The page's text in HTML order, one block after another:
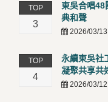
TOP
3
東吳合唱48
典和聲
2026/03/
TOP
4
永續東吳社
凝聚共享共
2026/03/